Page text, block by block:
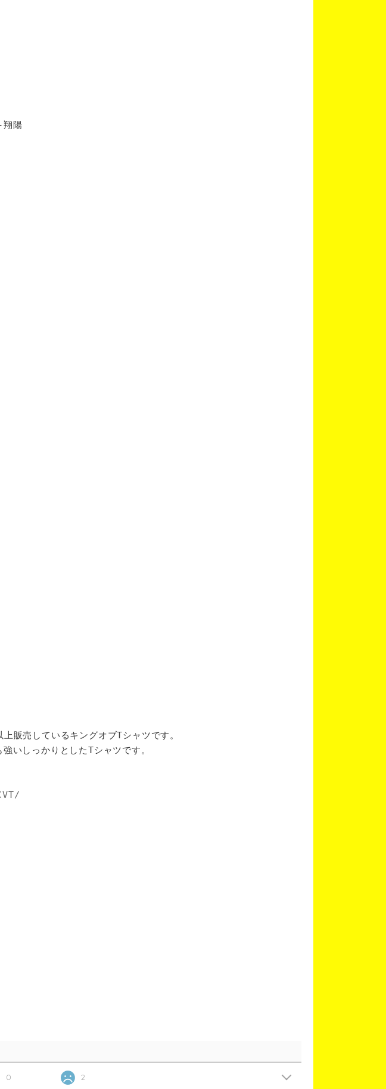
翔陽
売しているキングオブTシャツです。
いしっかりとしたTシャツです。
0 2